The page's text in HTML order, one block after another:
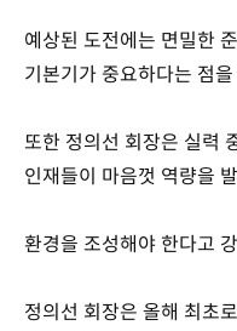
예상된 도전에는 면밀한
기본기가 중요하다는 점
또한 정의선 회장은 실력
인재들이 마음껏 역량을
환경을 조성해야 한다고
정의선 회장은 올해 최초